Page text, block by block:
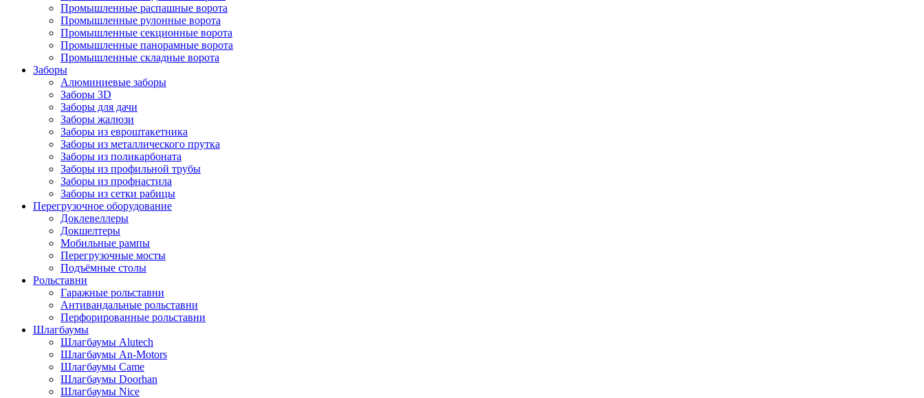
Промышленные распашные ворота
Промышленные рулонные ворота
Промышленные секционные ворота
Промышленные панорамные ворота
Промышленные складные ворота
Заборы
Алюминиевые заборы
Заборы 3D
Заборы для дачи
Заборы жалюзи
Заборы из евроштакетника
Заборы из металлического прутка
Заборы из поликарбоната
Заборы из профильной трубы
Заборы из профнастила
Заборы из сетки рабицы
Перегрузочное оборудование
Доклевеллеры
Докшелтеры
Мобильные рампы
Перегрузочные мосты
Подъёмные столы
Рольставни
Гаражные рольставни
Антивандальные рольставни
Перфорированные рольставни
Шлагбаумы
Шлагбаумы Alutech
Шлагбаумы An-Motors
Шлагбаумы Came
Шлагбаумы Doorhan
Шлагбаумы Nice